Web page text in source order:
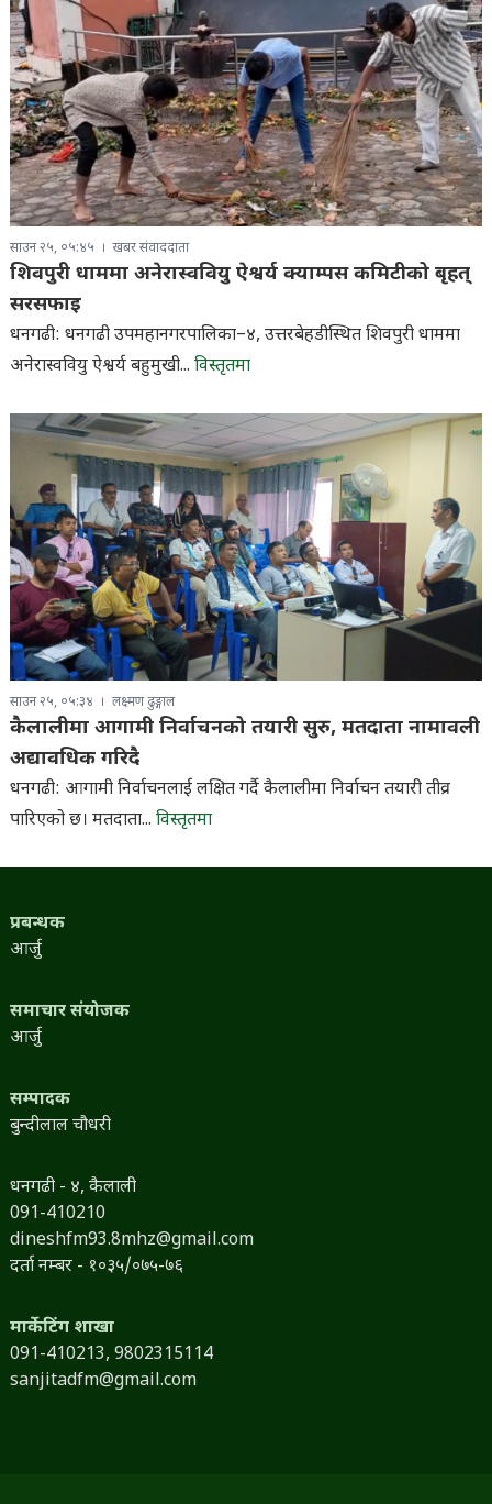
साउन २५, ०५:४५ खबर संवाददाता
शिवपुरी धाममा अनेरास्ववियु ऐश्वर्य क्याम्पस कमिटीको बृहत्
सरसफाइ
धनगढी: धनगढी उपमहानगरपालिका–४, उत्तरबेहडीस्थित शिवपुरी धाममा
अनेरास्ववियु ऐश्वर्य बहुमुखी... विस्तृतमा
साउन २५, ०५:३४ लक्ष्मण ढुङ्गाल
कैलालीमा आगामी निर्वाचनको तयारी सुरु, मतदाता नामावली
अद्यावधिक गरिदै
धनगढी: आगामी निर्वाचनलाई लक्षित गर्दै कैलालीमा निर्वाचन तयारी तीव्र
पारिएको छ। मतदाता... विस्तृतमा
प्रबन्धक
आर्जु
समाचार संयोजक
आर्जु
सम्पादक
बुन्दीलाल चौधरी
धनगढी - ४, कैलाली
091-410210
dineshfm93.8mhz@gmail.com
दर्ता नम्बर - १०३५/०७५-७६
मार्केटिंग शाखा
091-410213, 9802315114
sanjitadfm@gmail.com